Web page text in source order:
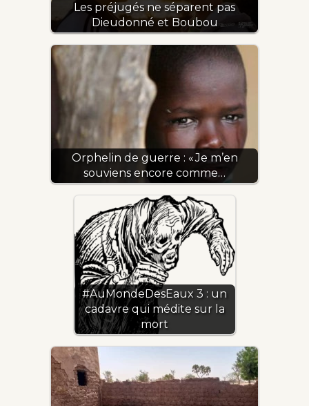
Les préjugés ne séparent pas
Dieudonné et Boubou
Orphelin de guerre : « Je m’en
souviens encore comme…
#AuMondeDesEaux 3 : un
cadavre qui médite sur la
mort